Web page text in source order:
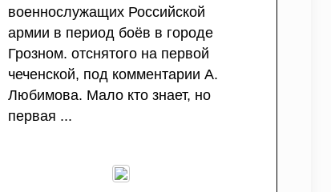
военнослужащих Российской
армии в период боёв в городе
Грозном. отснятого на первой
чеченской, под комментарии А.
Любимова. Мало кто знает, но
первая ...